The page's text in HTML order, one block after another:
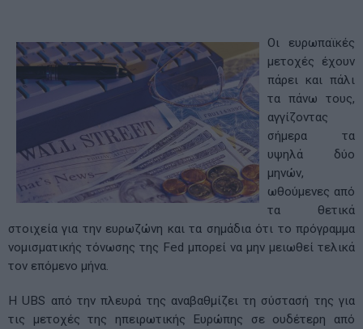
Oι ευρωπαϊκές
μετοχές έχουν
πάρει και πάλι
τα πάνω τους,
αγγίζοντας
σήμερα τα
υψηλά δύο
μηνών,
ωθούμενες από
τα θετικά
στοιχεία για την ευρωζώνη και τα σημάδια ότι το πρόγραμμα
νομισματικής τόνωσης της Fed μπορεί να μην μειωθεί τελικά
τον επόμενο μήνα.
H UBS από την πλευρά της αναβαθμίζει τη σύστασή της για
τις μετοχές της ηπειρωτικής Ευρώπης σε ουδέτερη από